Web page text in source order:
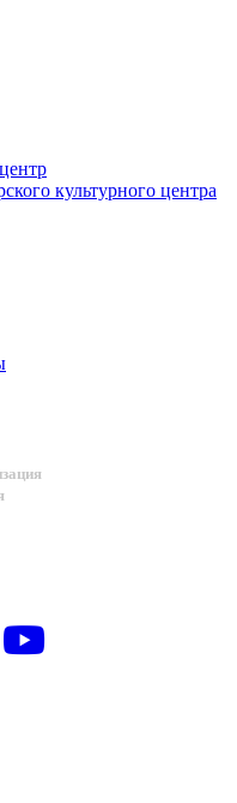
культурного центра